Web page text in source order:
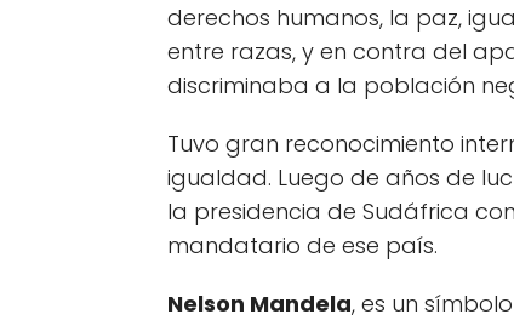
derechos humanos, la paz,
entre razas, y en contra del
discriminaba a la población
Tuvo gran reconocimiento
igualdad. Luego de años de
la presidencia de Sudáfrica
mandatario de ese país.
Nelson Mandela, es un